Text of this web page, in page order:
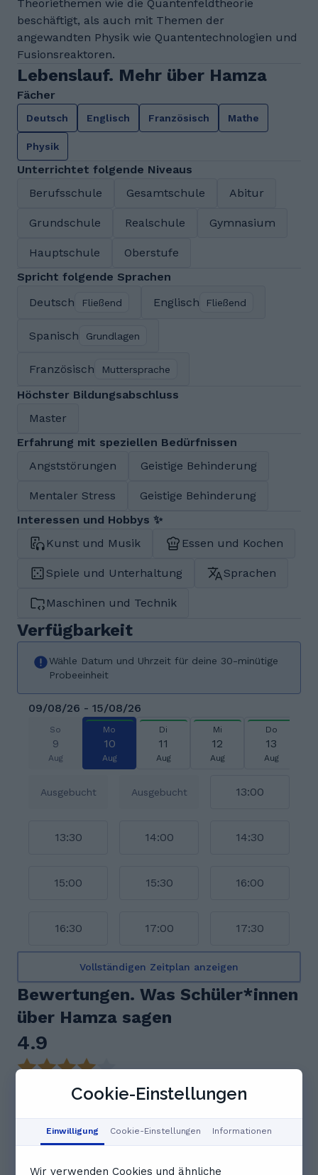
Theoriethemen wie die Quantenfeldtheorie
beschäftigt, als auch mit Themen der
angewandten Physik wie Quantentechnologien und
Fusionsreaktoren.
Lebenslauf. Mehr über Hamza
Fächer
Deutsch Englisch Französisch Mathe
Physik
Unterrichtet folgende Niveaus
Berufsschule
Gesamtschule Abitur
Grundschule Realschule Gymnasium
Hauptschule
Oberstufe
Spricht folgende Sprachen
Deutsch
Fließend Englisch Fließend
Spanisch Grundlagen
Französisch Muttersprache
Höchster Bildungsabschluss
Master
Erfahrung mit speziellen Bedürfnissen
Angststörungen
Geistige Behinderung
Mentaler Stress
Geistige Behinderung
Interessen und Hobbys ✨
Kunst und Musik
Essen und Kochen
Spiele und Unterhaltung Sprachen
Maschinen und Technik
Verfügbarkeit
Wähle Datum und Uhrzeit für deine 30-minütige
Probeeinheit
09/08/26 - 15/08/26
So
9
Aug
Mo
10
Aug
Di
11
Aug
Mi
12
Aug
Do
13
Aug
Ausgebucht Ausgebucht 13:00
13:30 14:00 14:30
15:00 15:30 16:00
16:30 17:00 17:30
Vollständigen Zeitplan anzeigen
Bewertungen. Was Schüler*innen
über Hamza sagen
4.9
14 Bewertungen
Feedback-Zusammenfassung
Hamza ist ein sehr engagierter und geduldsamer
Tutor, der den Unterricht auf spannende Art
Cookie-Einstellungen
Einwilligung Cookie-Einstellungen Informationen
Wir verwenden Cookies und ähnliche